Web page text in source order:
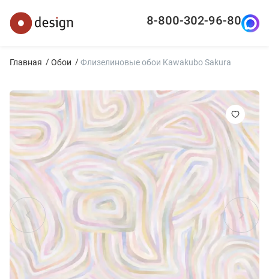
8-800-302-96-80
Главная Обои Флизелиновые обои Kawakubo Sakura